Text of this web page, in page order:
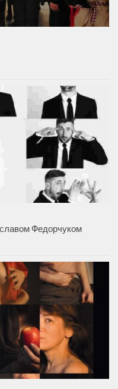
Федорчуком